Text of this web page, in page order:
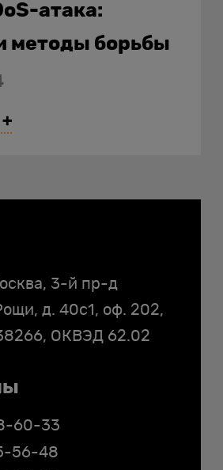
атака:
методы борьбы
3-й пр-д
д. 40с1, оф. 202,
, ОКВЭД 62.02
60-33
56-48